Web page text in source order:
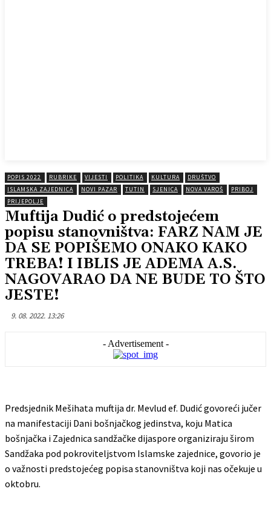
POPIS 2022 RUBRIKE VIJESTI POLITIKA KULTURA
DRUŠTVO
ISLAMSKA ZAJEDNICA
NOVI PAZAR TUTIN SJENICA NOVA VAROŠ
PRIBOJ
PRIJEPOLJE
Muftija Dudić o predstojećem
popisu stanovništva: FARZ NAM JE
DA SE POPIŠEMO ONAKO KAKO
TREBA! I IBLIS JE ADEMA A.S.
NAGOVARAO DA NE BUDE TO ŠTO
JESTE!
9. 08. 2022. 13:26
- Advertisement -
Predsjednik Mešihata muftija dr. Mevlud ef. Dudić govoreći jučer
na manifestaciji Dani bošnjačkog jedinstva, koju Matica
bošnjačka i Zajednica sandžačke dijaspore organiziraju širom
Sandžaka pod pokroviteljstvom Islamske zajednice, govorio je
o važnosti predstojećeg popisa stanovništva koji nas očekuje u
oktobru.